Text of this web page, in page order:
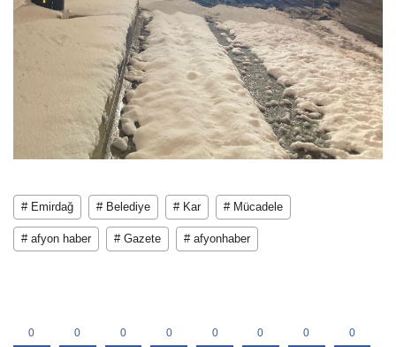
# Emirdağ # Belediye # Kar # Mücadele
# afyon haber # Gazete # afyonhaber